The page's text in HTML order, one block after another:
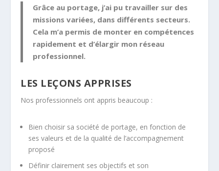
Grâce au portage, j’ai pu travailler sur des
missions variées, dans différents secteurs.
Cela m’a permis de monter en compétences
rapidement et d’élargir mon réseau
professionnel.
LES LEÇONS APPRISES
Nos professionnels ont appris beaucoup :
Bien choisir sa société de portage, en fonction de
ses valeurs et de la qualité de l’accompagnement
proposé
Définir clairement ses objectifs et son